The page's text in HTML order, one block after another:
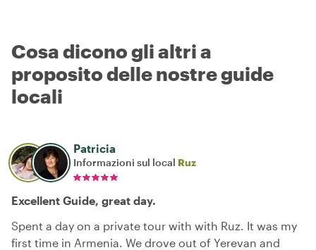
Cosa dicono gli altri a
proposito delle nostre guide
locali
Patricia
Informazioni sul local Ruz
Excellent Guide, great day.
Spent a day on a private tour with with Ruz. It was my
first time in Armenia. We drove out of Yerevan and